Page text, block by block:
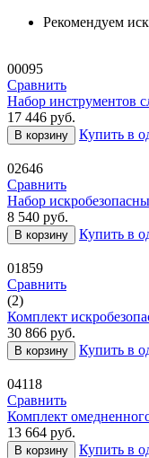
Рекомендуем
00095
Сравнить
Набор инструментов
17 446 руб.
В корзину Купить в
02646
Сравнить
Набор
8 540 руб.
В корзину Купить в
01859
Сравнить
(2)
Комплект
30 866 руб.
В корзину Купить в
04118
Сравнить
Комплект
13 664 руб.
В корзину
Купить в